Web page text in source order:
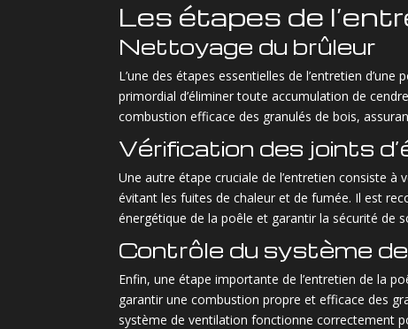
Les étapes de
Nettoyage du brûleur
L’une des étapes essentielles de l’entretien
primordial d’éliminer toute accumulation de
combustion efficace des granulés de bois,
Vérification des joints
Une autre étape cruciale de l’entretien consiste à
évitant les fuites de chaleur et de fumée. Il est
énergétique de la poêle et garantir la sécurité de
Contrôle du système
Enfin, une étape importante de l’entretien de la
garantir une combustion propre et efficace des
système de ventilation fonctionne correctement